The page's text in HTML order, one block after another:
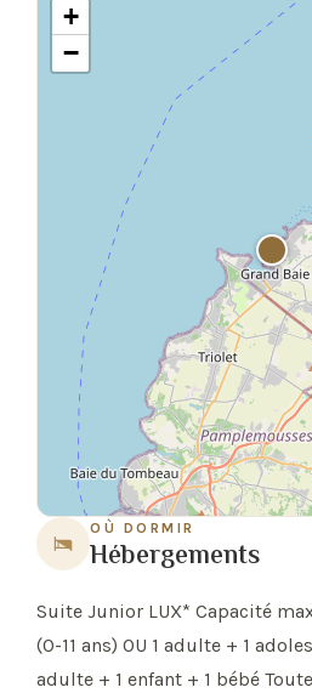
+
−
OÙ DORMIR
Hébergements
Suite Junior LUX* Capacité
(0-11 ans) OU 1 adulte + 1
adulte + 1 enfant + 1 bébé